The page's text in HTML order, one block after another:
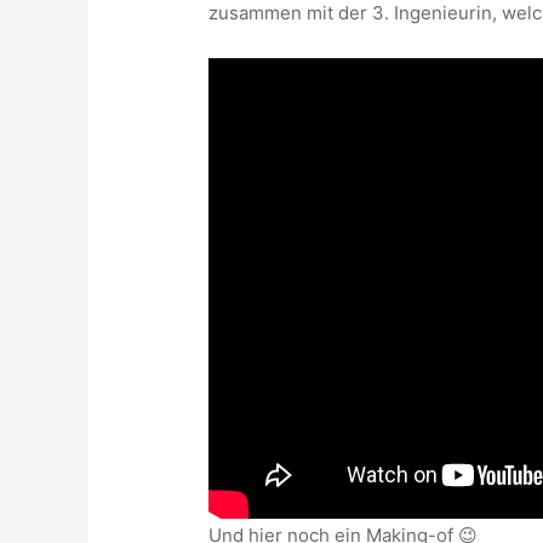
zusammen mit der 3. Ingenieurin,
Und hier noch ein Making-of 😉